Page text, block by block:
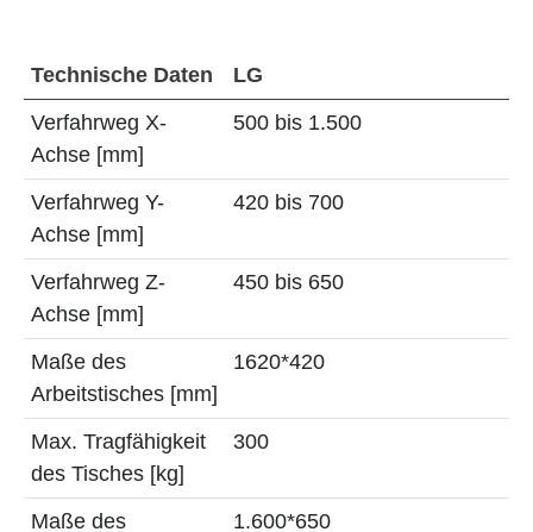
Technische Daten
LG
Verfahrweg X-
Achse [mm]
500 bis 1.500
Verfahrweg Y-
Achse [mm]
420 bis 700
Verfahrweg Z-
Achse [mm]
450 bis 650
Maße des
Arbeitstisches [mm]
1620*420
Max. Tragfähigkeit
des Tisches [kg]
300
Maße des 1.600*650